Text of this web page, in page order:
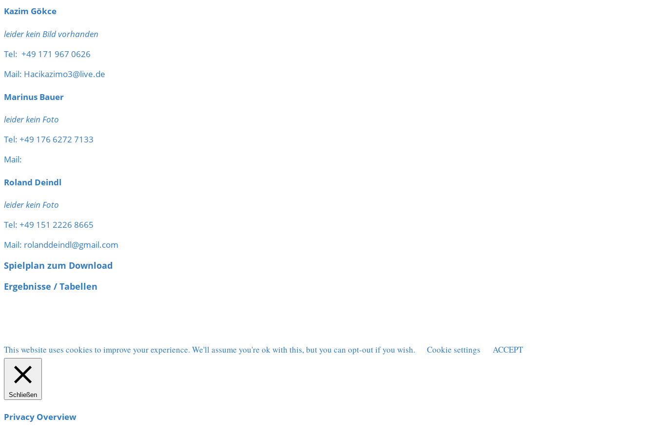
Kazim Gökce
leider kein Bild vorhanden
Tel: +49 171 967 0626
Mail: Hacikazimo3@live.de
Marinus Bauer
leider kein Foto
Tel: +49 176 6272 7133
Mail:
Roland Deindl
leider kein Foto
Tel: +49 151 2226 8665
Mail: rolanddeindl@gmail.com
Spielplan zum Download
Ergebnisse / Tabellen
This website uses cookies to improve your experience. We'll assume you're ok with this, but you can opt-out if you wish. Cookie settings ACCEPT
Schließen
Privacy Overview